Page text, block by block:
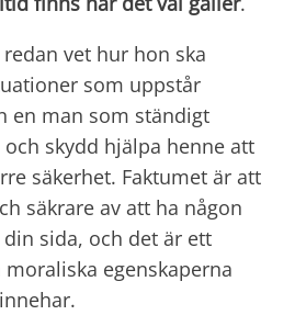
vet hur hon ska
som uppstår
en man som ständigt
skydd hjälpa henne att
säkerhet. Faktumet är att
säkrare av att ha någon
sida, och det är ett
egenskaperna